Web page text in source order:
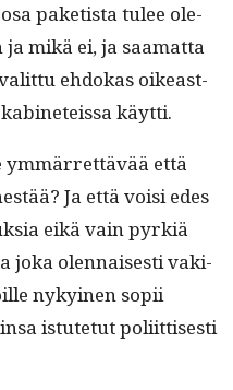
paketista tulee ole­
mikä ei, ja saa­mat­ta
ehdokas oikeas­t­
käytti.
ymmär­ret­tävää että
Ja että voisi edes
eikä vain pyrk­iä
joka olen­nais­es­ti vaki­
nykyi­nen sopii
istute­tut poli­it­tis­es­ti